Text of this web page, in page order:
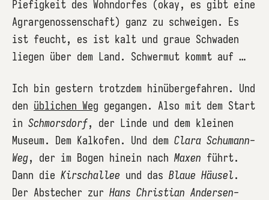
Piefigkeit des Wohndorfes (okay, es gibt eine
Agrargenossenschaft) ganz zu schweigen. Es
ist feucht, es ist kalt und graue Schwaden
liegen über dem Land. Schwermut kommt auf …
Ich bin gestern trotzdem hinübergefahren. Und
den üblichen Weg gegangen. Also mit dem Start
in Schmorsdorf, der Linde und dem kleinen
Museum. Dem Kalkofen. Und dem Clara Schumann-
Weg, der im Bogen hinein nach Maxen führt.
Dann die Kirschallee und das Blaue Häusel.
Der Abstecher zur Hans Christian Andersen-